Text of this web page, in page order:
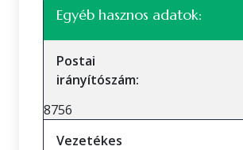
Egyéb hasznos adatok:
Postai
irányítószám:
8756
Vezetékes